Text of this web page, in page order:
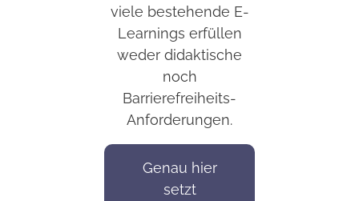
viele bestehende E-
Learnings erfüllen
weder didaktische
noch
Barrierefreiheits-
Anforderungen.
Genau hier
setzt